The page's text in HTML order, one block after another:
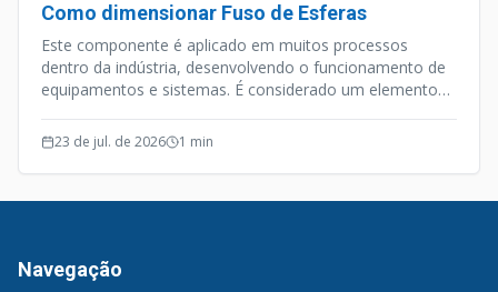
Como dimensionar Fuso de Esferas
Este componente é aplicado em muitos processos
dentro da indústria, desenvolvendo o funcionamento de
equipamentos e sistemas. É considerado um elemento
opera de forma silenciosa e efetiva.
23 de jul. de 2026 1 min
Navegação